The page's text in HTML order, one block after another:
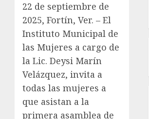
22 de septiembre de
2025, Fortín, Ver. – El
Instituto Municipal de
las Mujeres a cargo de
la Lic. Deysi Marín
Velázquez, invita a
todas las mujeres a
que asistan a la
primera asamblea de